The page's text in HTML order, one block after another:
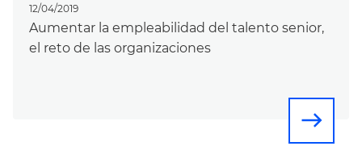
12/04/2019
Aumentar la empleabilidad del talento senior,
el reto de las organizaciones
east